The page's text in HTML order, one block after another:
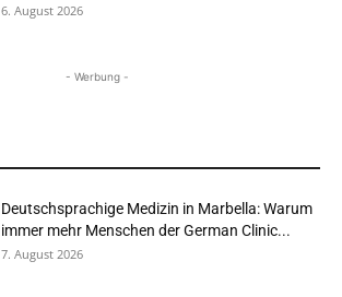
6. August 2026
- Werbung -
Deutschsprachige Medizin in Marbella: Warum
immer mehr Menschen der German Clinic...
7. August 2026